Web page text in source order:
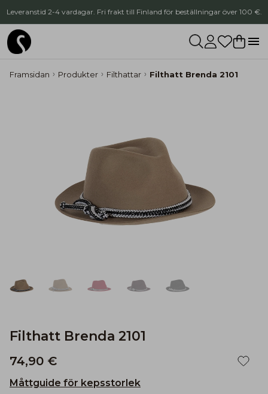
Leveranstid 2-4 vardagar. Fri frakt till Finland för beställningar över 100 €.
Framsidan Produkter Filthattar Filthatt Brenda 2101
Filthatt Brenda 2101
74,90 €
Måttguide för kepsstorlek